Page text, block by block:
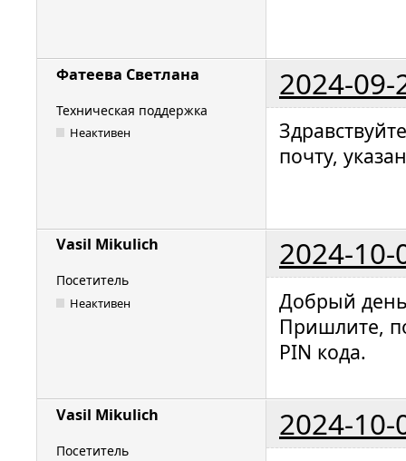
Фатеева Светлана 2024-09-
Техническая поддержка
Неактивен
почту,
Vasil Mikulich 2024-10-
Посетитель
Неактивен
Добрый
Пришлите,
PIN кода.
Vasil Mikulich 2024-10-
Посетитель